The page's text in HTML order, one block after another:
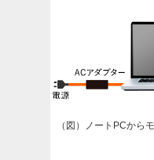
（図）ノートPCから